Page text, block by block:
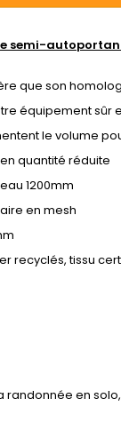
semi-
que son
équipement sûr
le volume
quantité réduite
1200mm
en mesh
recyclés, tissu
la randonnée en